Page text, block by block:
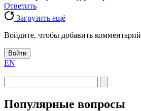
Ответить
Загрузить ещё
Войдите, чтобы добавить комментарий
Войти
EN
Популярные вопросы